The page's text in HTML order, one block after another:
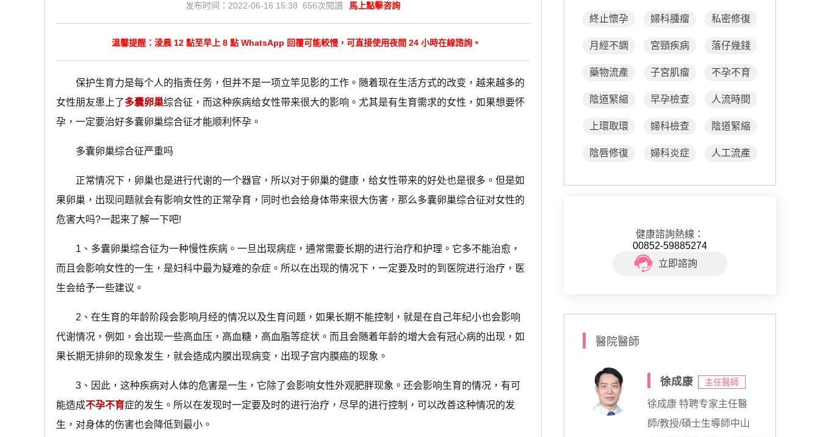
发布时间：2022-06-16 15:38 656次閱讀 馬上點擊咨詢
溫馨提醒：淩晨 12 點至早上 8 點 WhatsApp 回覆可能較慢，可直接使用夜間 24 小時在線諮詢。
保护生育力是每个人的指责任务，但并不是一项立竿见影的工作。随着现在生活方式的改变，越来越多的
女性朋友患上了多囊卵巢综合征，而这种疾病给女性带来很大的影响。尤其是有生育需求的女性，如果想要怀
孕，一定要治好多囊卵巢综合征才能顺利怀孕。
多囊卵巢综合征严重吗
正常情况下，卵巢也是进行代谢的一个器官，所以对于卵巢的健康，给女性带来的好处也是很多。但是如
果卵巢，出现问题就会有影响女性的正常孕育，同时也会给身体带来很大伤害，那么多囊卵巢综合征对女性的
危害大吗?一起来了解一下吧!
1、多囊卵巢综合征为一种慢性疾病。一旦出现病症，通常需要长期的进行治疗和护理。它多不能治愈，
而且会影响女性的一生，是妇科中最为疑难的杂症。所以在出现的情况下，一定要及时的到医院进行治疗，医
生会给予一些建议。
2、在生育的年龄阶段会影响月经的情况以及生育问题，如果长期不能控制，就是在自己年纪小也会影响
代谢情况，例如，会出现一些高血压，高血糖，高血脂等症状。而且会随着年龄的增大会有冠心病的出现，如
果长期无排卵的现象发生，就会造成内膜出现病变，出现子宫内膜癌的现象。
3、因此，这种疾病对人体的危害是一生，它除了会影响女性外观肥胖现象。还会影响生育的情况，有可
能造成不孕不育症的发生。所以在发现时一定要及时的进行治疗，尽早的进行控制，可以改善这种情况的发
生，对身体的伤害也会降低到最小。
終止懷孕 婦科腫瘤 私密修復
月經不調 宮頸疾病 落仔幾錢
藥物流產 子宮肌瘤 不孕不育
陰道緊縮 早孕檢查 人流時間
上環取環 婦科檢查 陰道緊縮
陰唇修復 婦科炎症 人工流產
健康諮詢熱線：
00852-59885274
立即諮詢
醫院醫師
徐成康 主任醫師
徐成康 特聘专家主任醫
師/教授/碩士生導師中山